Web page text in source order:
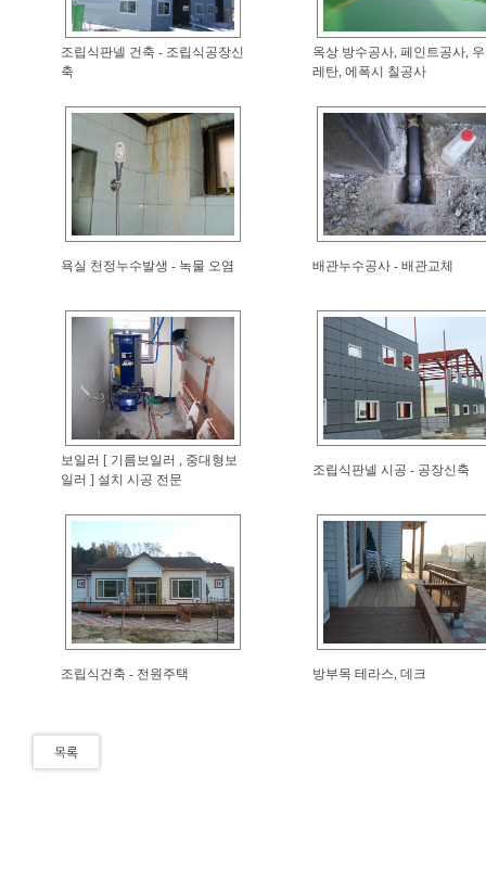
조립식판넬 건축 - 조립식공장신
축
옥상 방수공사, 페인트공사, 우
레탄, 에폭시 칠공사
욕실 천정누수발생 - 녹물 오염 배관누수공사 - 배관교체
보일러 [ 기름보일러 , 중대형보
일러 ] 설치 시공 전문
조립식판넬 시공 - 공장신축
조립식건축 - 전원주택 방부목 테라스, 데크